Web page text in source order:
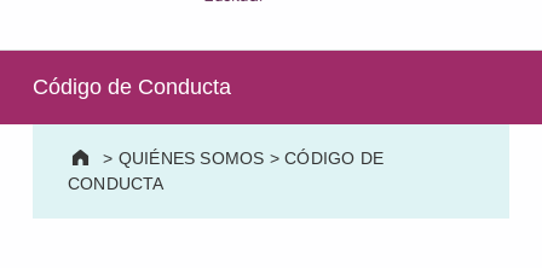
SALUD MENTAL | DISCAPACIDAD INTELECTUAL | NEURORREHABILITACIÓN Y DAÑO CEREBRAL | PERSONA MAYOR
Código de Conducta
> QUIÉNES SOMOS >CÓDIGO DE
CONDUCTA